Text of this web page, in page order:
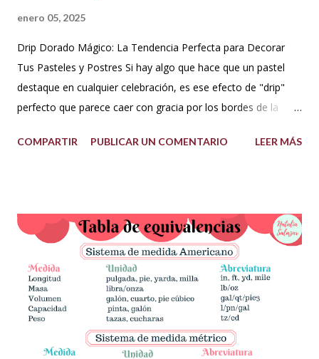
enero 05, 2025
Drip Dorado Mágico: La Tendencia Perfecta para Decorar
Tus Pasteles y Postres Si hay algo que hace que un pastel
destaque en cualquier celebración, es ese efecto de "drip"
perfecto que parece caer con gracia por los bordes de la
garantizados. Hoy te quiero compartir cómo hacer un drip
necesitas? Los ingredientes son simples y fáciles de
conseguir: 60 g de azúcar glass (cernida para evitar grumos).
15 ml de vodka (puedes sustituirlo por licor transparente) 5 g
de polvo dorado de grado alimenticio (asegúrate de que sea
seguro para el consumo y de alta calidad). 150 g de ganache
de chocolate (Si necesitas la receta, búscala aquí en mi blog
en publicaciones anteriores). ¿Cómo prepararlo? Prepara la
COMPARTIR PUBLICAR UN COMENTARIO LEER MÁS